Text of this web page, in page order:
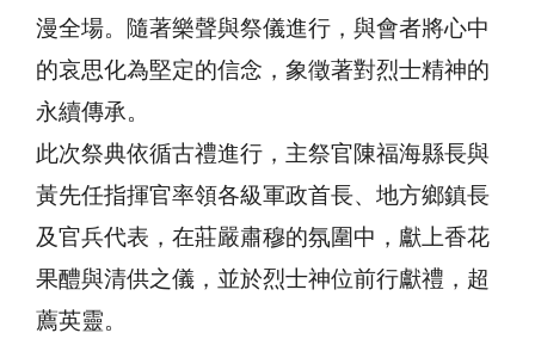
漫全場。隨著樂聲與祭儀進行，與會者將心中
的哀思化為堅定的信念，象徵著對烈士精神的
永續傳承。
此次祭典依循古禮進行，主祭官陳福海縣長與
黃先任指揮官率領各級軍政首長、地方鄉鎮長
及官兵代表，在莊嚴肅穆的氛圍中，獻上香花
果醴與清供之儀，並於烈士神位前行獻禮，超
薦英靈。